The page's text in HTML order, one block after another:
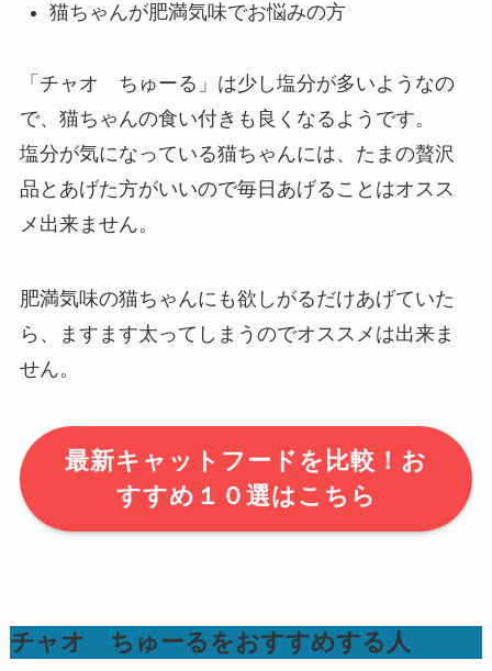
猫ちゃんが肥満気味でお悩みの方
「チャオ ちゅーる」は少し塩分が多いようなの
で、猫ちゃんの食い付きも良くなるようです。
塩分が気になっている猫ちゃんには、たまの贅沢
品とあげた方がいいので毎日あげることはオスス
メ出来ません。
肥満気味の猫ちゃんにも欲しがるだけあげていた
ら、ますます太ってしまうのでオススメは出来ま
せん。
最新キャットフードを比較！お
すすめ１０選はこちら
チャオ ちゅーるをおすすめする人